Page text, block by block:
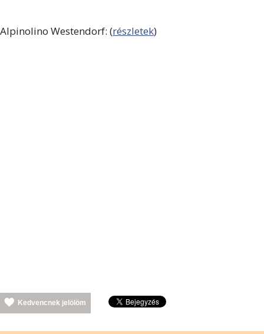
Alpinolino Westendorf: (részletek)
Kedvencnek jelölöm